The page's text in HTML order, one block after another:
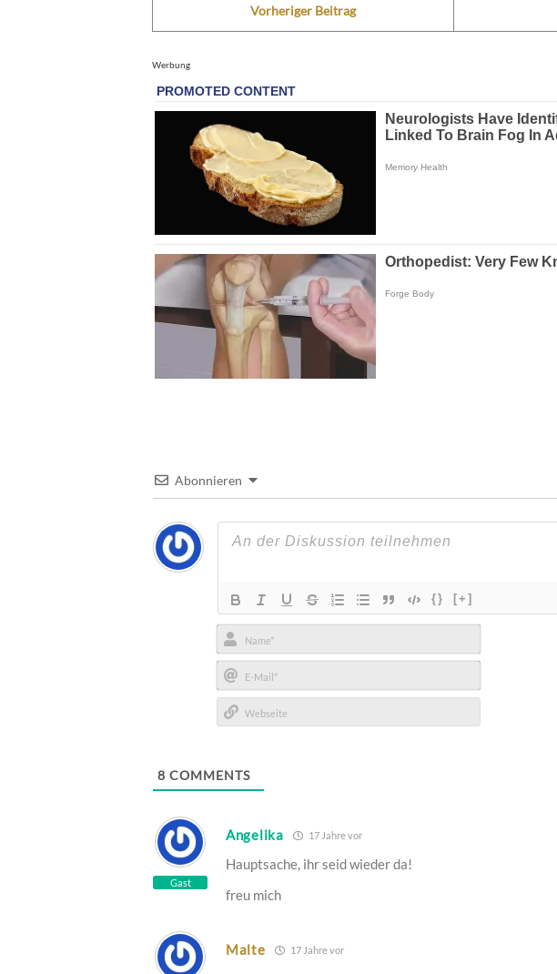
Vorheriger Beitrag
Werbung
Abonnieren
{} [+]
Name*
E-
Mail*
8 COMMENTS
Gast
Angelika 17 Jahre vor
Hauptsache, ihr seid wieder da!
freu mich
Malte 17 Jahre vor